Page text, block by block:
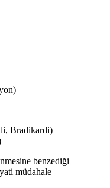
Bradikardi)
benzediği
müdahale